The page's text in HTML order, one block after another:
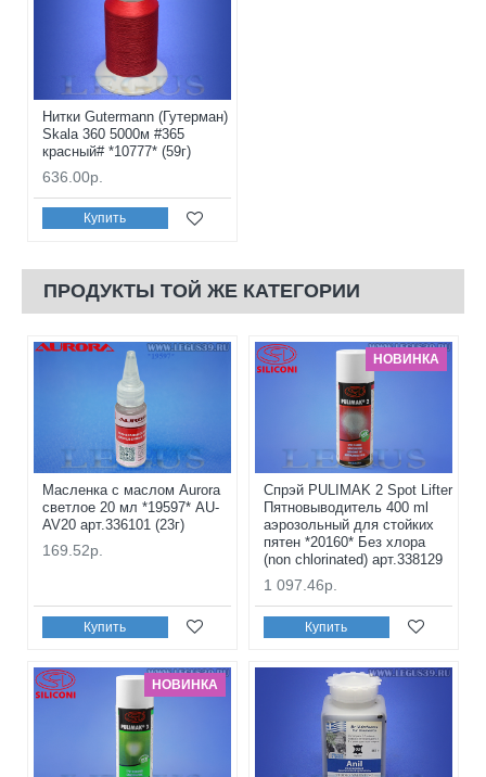
Нитки Gutermann (Гутерман)
Skala 360 5000м #365
красный# *10777* (59г)
636.00р.
Купить
ПРОДУКТЫ ТОЙ ЖЕ КАТЕГОРИИ
Масленка с маслом Aurora
светлое 20 мл *19597* AU-
AV20 арт.336101 (23г)
169.52р.
Купить
НОВИНКА
Спрэй PULIMAK 2 Spot Lifter
Пятновыводитель 400 ml
аэрозольный для стойких
пятен *20160* Без хлора
(non chlorinated) арт.338129
1 097.46р.
Купить
НОВИНКА